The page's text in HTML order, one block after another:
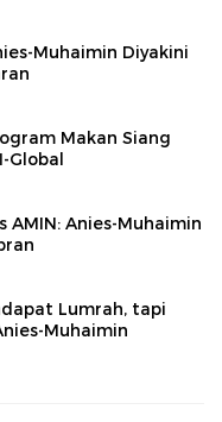
Muhaimin Diyakini
Makan Siang
Global
AMIN: Anies-Muhaimin
Lumrah, tapi
Muhaimin